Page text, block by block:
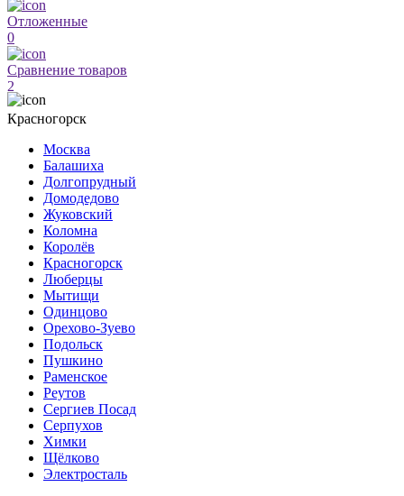
Отложенные
0
Сравнение товаров
2
Красногорск
Москва
Балашиха
Долгопрудный
Домодедово
Жуковский
Коломна
Королёв
Красногорск
Люберцы
Мытищи
Одинцово
Орехово-Зуево
Подольск
Пушкино
Раменское
Реутов
Сергиев Посад
Серпухов
Химки
Щёлково
Электросталь